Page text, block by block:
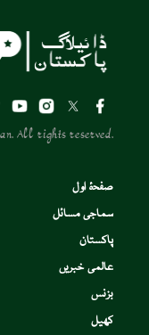
All rights reserved.
صفحۂ اول
سماجی مسائل
پاکستان
عالمی خبریں
بزنس
کھیل